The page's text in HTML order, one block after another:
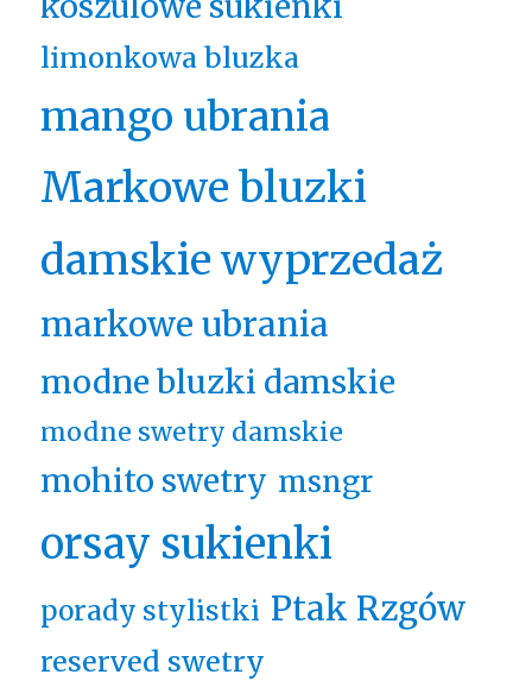
limonkowa bluzka
mango ubrania
Markowe bluzki
damskie wyprzedaż
markowe ubrania
modne bluzki damskie
modne swetry damskie
mohito swetry msngr
orsay sukienki
porady stylistki Ptak Rzgów
reserved swetry